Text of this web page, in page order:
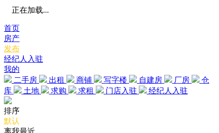
正在加载...
首页
房产
发布
经纪人入驻
我的
二手房
出租 商铺 写字楼 自建房 厂房
仓
库
土地 求购 求租 门店入驻 经纪人入驻
排序
默认
离我最近